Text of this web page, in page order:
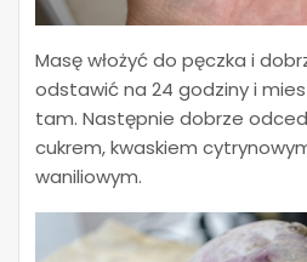
Masę włożyć do pęczka i
odstawić na 24 godziny i
tam. Następnie dobrze
cukrem, kwaskiem
waniliowym.